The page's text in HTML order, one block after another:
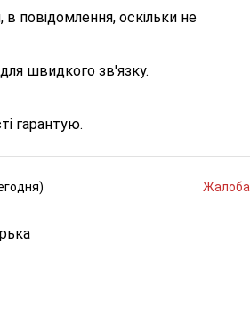
повідомлення, оскільки не
швидкого зв'язку.
гарантую.
)
Жалоба